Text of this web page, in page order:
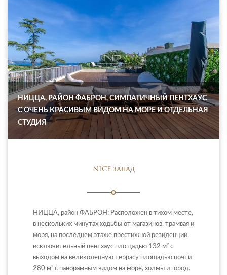
НИЦЦА, РАЙОН ФАБРОН, СИМПАТИЧНЫЙ ПЕНТХАУС
С ОЧЕНЬ КРАСИВЫМ ВИДОМ НА МОРЕ И ОТДЕЛЬНАЯ
СТУДИЯ
NICE ЗАПАД
НИЦЦА, район ФАБРОН: Расположен в тихом месте,
в нескольких минутах ходьбы от магазинов, трамвая и
моря, на последнем этаже престижной резиденции,
исключительный пентхаус площадью 132 м² с
выходом на великолепную террасу площадью почти
280 м² с панорамным видом на море, холмы и город.